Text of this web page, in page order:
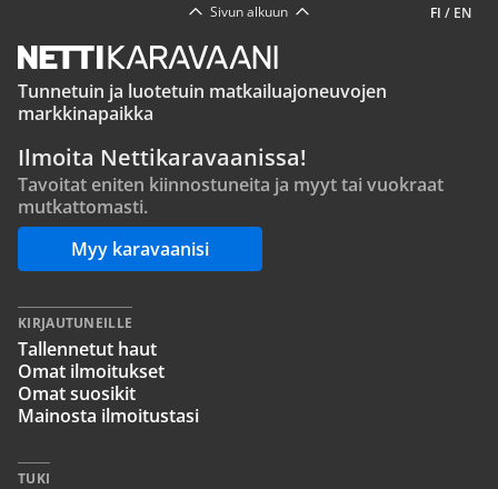
FI / EN
Sivun alkuun
Tunnetuin ja luotetuin matkailuajoneuvojen
markkinapaikka
Ilmoita Nettikaravaanissa!
Tavoitat eniten kiinnostuneita ja myyt tai vuokraat
mutkattomasti.
Myy karavaanisi
KIRJAUTUNEILLE
Tallennetut haut
Omat ilmoitukset
Omat suosikit
Mainosta ilmoitustasi
TUKI